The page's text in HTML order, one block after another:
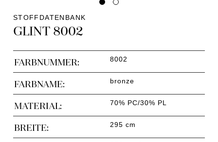
STOFFDATENBANK
GLINT 8002
FARBNUMMER: 8002
FARBNAME: bronze
MATERIAL: 70% PC/30% PL
BREITE: 295 cm